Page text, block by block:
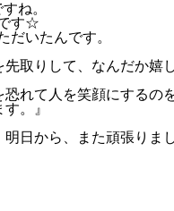
ね。
す☆
だいたんです。
先取りして、なんだか嬉
れて人を笑顔にするの
。』
明日から、また頑張りま